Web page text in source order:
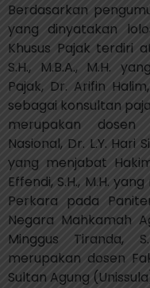
Berdasarkan
yang dinyatakan
Khusus Pajak terdiri
S.H., M.B.A., M.H.
Pajak, Dr. Arifin
sebagai konsultan
merupakan dosen
Nasional, Dr. L.Y. Hari
yang menjabat
Effendi, S.H., M.H.
Perkara pada
Negara Mahkamah
Minggus Tiranda,
merupakan dosen
Sultan Agung